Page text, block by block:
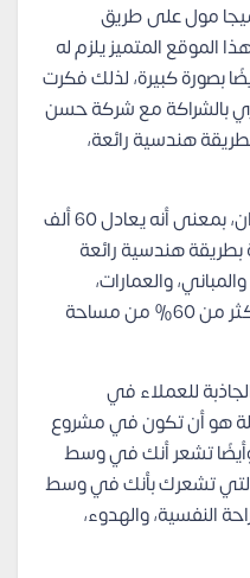
مول على طريق
الموقع المتميز يلزم له
بصورة كبيرة، لذلك فكرت
بالشراكة مع شركة حسن
هندسية رائعة،
المشروع مُقام على مساحة 5 فدان، بمعنى أنه يعادل 60 ألف
هندسية رائعة
والعمارات،
ومناطق اللاند سكيب التي تبلغ أكثر من 60% من مساحة
للعملاء في
هو أن تكون في مشروع
تشعر أنك في وسط
التي تشعرك بأنك في وسط
النفسية، والهدوء،